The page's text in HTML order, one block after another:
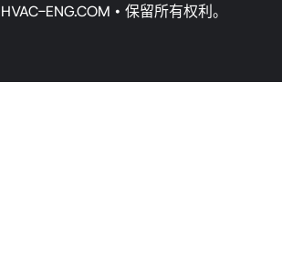
ENG.COM • 保留所有权利。